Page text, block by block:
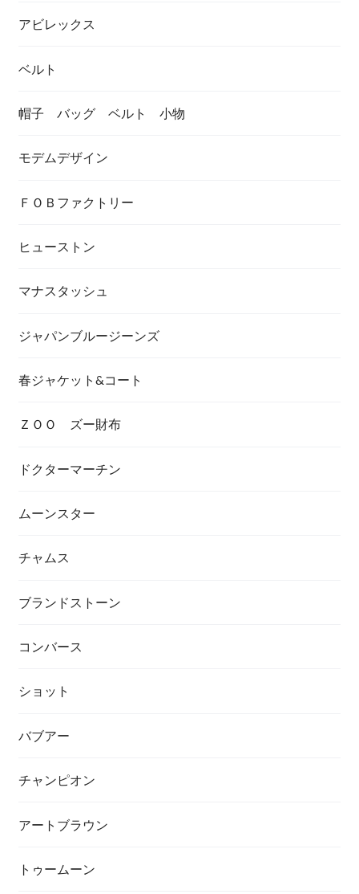
アビレックス
ベルト
帽子 バッグ ベルト 小物
モデムデザイン
ＦＯＢファクトリー
ヒューストン
マナスタッシュ
ジャパンブルージーンズ
春ジャケット&コート
ＺＯＯ ズー財布
ドクターマーチン
ムーンスター
チャムス
ブランドストーン
コンバース
ショット
バブアー
チャンピオン
アートブラウン
トゥームーン